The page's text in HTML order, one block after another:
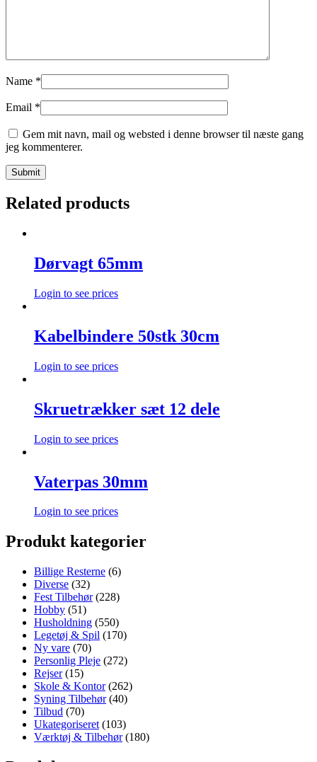
Name *
Email *
Gem mit navn, mail og websted i denne browser til næste gang
jeg kommenterer.
Related products
Dørvagt 65mm
Login to see prices
Kabelbindere 50stk 30cm
Login to see prices
Skruetrækker sæt 12 dele
Login to see prices
Vaterpas 30mm
Login to see prices
Produkt kategorier
Billige Resterne (6)
Diverse (32)
Fest Tilbehør (228)
Hobby (51)
Husholdning (550)
Legetøj & Spil (170)
Ny vare (70)
Personlig Pleje (272)
Rejser (15)
Skole & Kontor (262)
Syning Tilbehør (40)
Tilbud (70)
Ukategoriseret (103)
Værktøj & Tilbehør (180)